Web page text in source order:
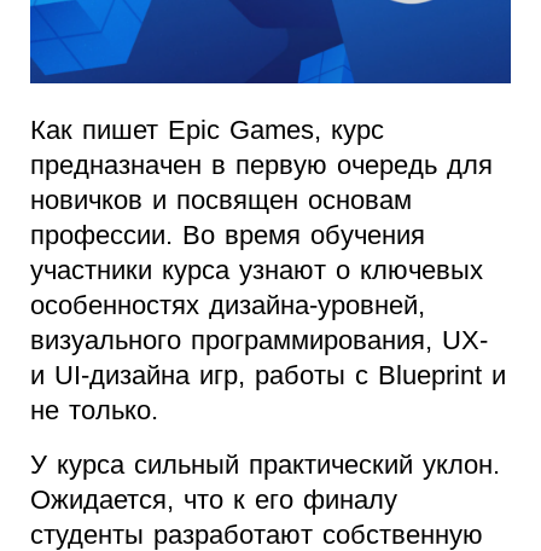
Как пишет Epic Games, курс
предназначен в первую очередь для
новичков и посвящен основам
профессии. Во время обучения
участники курса узнают о ключевых
особенностях дизайна-уровней,
визуального программирования, UX-
и UI-дизайна игр, работы с Blueprint и
не только.
У курса сильный практический уклон.
Ожидается, что к его финалу
студенты разработают собственную